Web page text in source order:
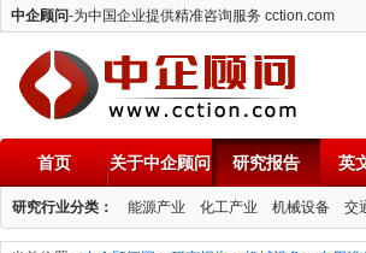
中企顾问-为中国企业提供精准咨询服务 cction.com
中企顾问
首页 关于中企顾问 研究报告 英
研究行业分类： 能源产业 化工产业 机械设备 交